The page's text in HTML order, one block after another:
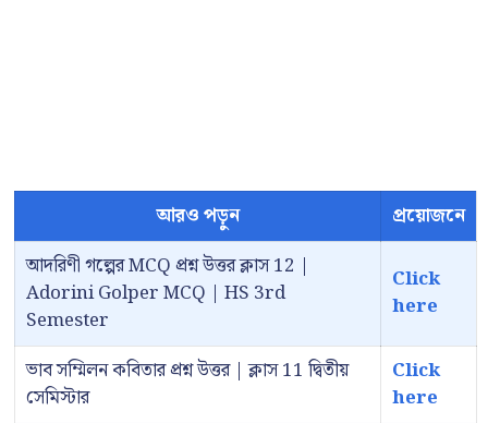
আরও পড়ুন
প্রয়োজনে
আদরিণী গল্পের MCQ প্রশ্ন উত্তর ক্লাস 12 |
Adorini Golper MCQ | HS 3rd
Semester
Click
here
ভাব সম্মিলন কবিতার প্রশ্ন উত্তর | ক্লাস 11 দ্বিতীয়
সেমিস্টার
Click
here